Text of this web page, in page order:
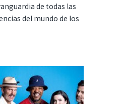
de todas las
del mundo de los